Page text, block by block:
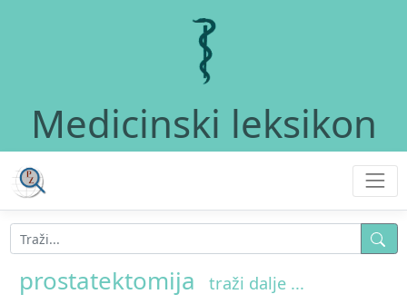
Medicinski leksikon
prostatektomija traži dalje ...